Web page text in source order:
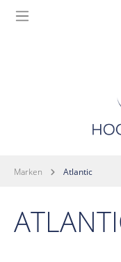
Marken Atlantic